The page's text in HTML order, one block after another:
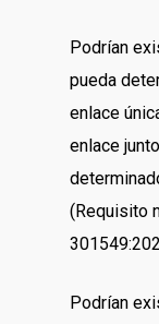
Podrían
pueda
enlace
enlace
(Requisito
Podrían